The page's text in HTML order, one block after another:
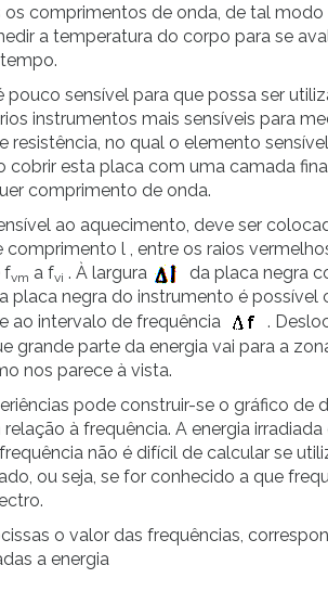
comprimentos de onda, de tal modo
a temperatura do corpo para se
sensível para que possa ser
instrumentos mais sensíveis para
resistência, no qual o elemento
cobrir esta placa com uma camada
comprimento de onda.
ao aquecimento, deve ser
l , entre os raios
fvm a fvi . À largura
da placa negra
placa negra do instrumento é possível
ao intervalo de frequência
.
grande parte da energia vai para a
nos parece à vista.
pode construir-se o gráfico de
à frequência. A energia
não é difícil de calcular se
ou seja, se for conhecido a que
o valor das frequências,
a energia